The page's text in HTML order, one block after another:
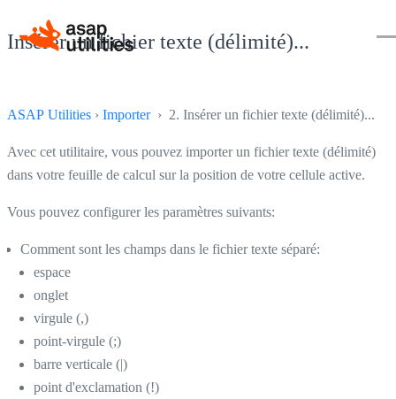
Insérer un fichier texte (délimité)...
ASAP Utilities › Importer› 2. Insérer un fichier texte (délimité)...
Avec cet utilitaire, vous pouvez importer un fichier texte (délimité)
dans votre feuille de calcul sur la position de votre cellule active.
Vous pouvez configurer les paramètres suivants:
Comment sont les champs dans le fichier texte séparé:
espace
onglet
virgule (,)
point-virgule (;)
barre verticale (|)
point d'exclamation (!)